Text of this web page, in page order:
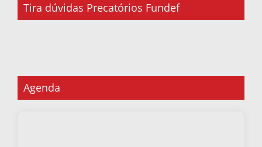
Tira dúvidas Precatórios Fundef
Agenda